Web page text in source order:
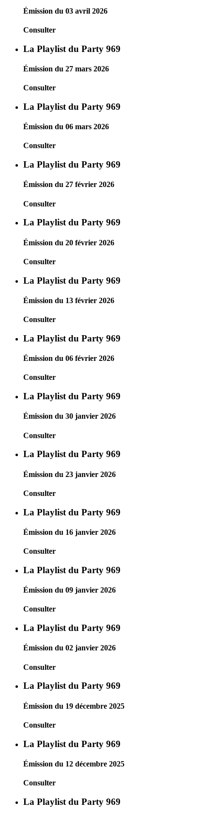
Émission du 03 avril 2026
Consulter
La Playlist du Party 969
Émission du 27 mars 2026
Consulter
La Playlist du Party 969
Émission du 06 mars 2026
Consulter
La Playlist du Party 969
Émission du 27 février 2026
Consulter
La Playlist du Party 969
Émission du 20 février 2026
Consulter
La Playlist du Party 969
Émission du 13 février 2026
Consulter
La Playlist du Party 969
Émission du 06 février 2026
Consulter
La Playlist du Party 969
Émission du 30 janvier 2026
Consulter
La Playlist du Party 969
Émission du 23 janvier 2026
Consulter
La Playlist du Party 969
Émission du 16 janvier 2026
Consulter
La Playlist du Party 969
Émission du 09 janvier 2026
Consulter
La Playlist du Party 969
Émission du 02 janvier 2026
Consulter
La Playlist du Party 969
Émission du 19 décembre 2025
Consulter
La Playlist du Party 969
Émission du 12 décembre 2025
Consulter
La Playlist du Party 969